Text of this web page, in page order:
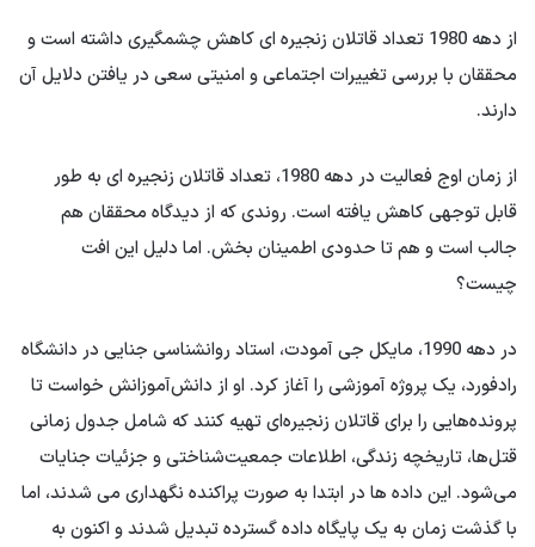
از دهه 1980 تعداد قاتلان زنجیره ای کاهش چشمگیری داشته است و
محققان با بررسی تغییرات اجتماعی و امنیتی سعی در یافتن دلایل آن
دارند.
از زمان اوج فعالیت در دهه 1980، تعداد قاتلان زنجیره ای به طور
قابل توجهی کاهش یافته است. روندی که از دیدگاه محققان هم
جالب است و هم تا حدودی اطمینان بخش. اما دلیل این افت
چیست؟
در دهه 1990، مایکل جی آمودت، استاد روانشناسی جنایی در دانشگاه
رادفورد، یک پروژه آموزشی را آغاز کرد. او از دانش‌آموزانش خواست تا
پرونده‌هایی را برای قاتلان زنجیره‌ای تهیه کنند که شامل جدول زمانی
قتل‌ها، تاریخچه زندگی، اطلاعات جمعیت‌شناختی و جزئیات جنایات
می‌شود. این داده ها در ابتدا به صورت پراکنده نگهداری می شدند، اما
با گذشت زمان به یک پایگاه داده گسترده تبدیل شدند و اکنون به